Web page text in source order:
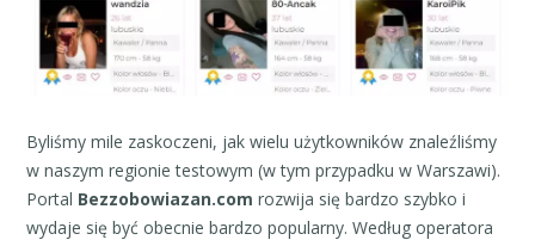
Byliśmy mile zaskoczeni, jak wielu użytkowników znaleźliśmy
w naszym regionie testowym (w tym przypadku w Warszawi).
Portal Bezzobowiazan.com rozwija się bardzo szybko i
wydaje się być obecnie bardzo popularny. Według operatora